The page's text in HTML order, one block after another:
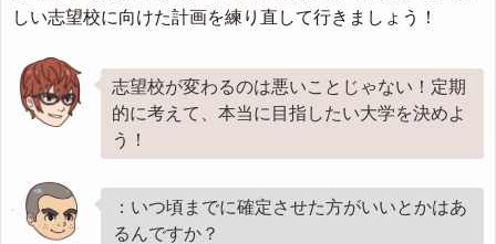
しい志望校に向けた計画を練り直して行きましょう！
志望校が変わるのは悪いことじゃない！定期
的に考えて、本当に目指したい大学を決めよ
う！
：いつ頃までに確定させた方がいいとかはあ
るんですか？